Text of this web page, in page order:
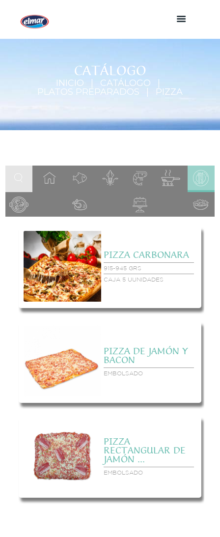
CATÁLOGO
INICIO
CATÁLOGO
PLATOS PREPARADOS
PIZZA
PIZZA CARBONARA
915-945 GRS
CAJA 5 UUNIDADES
PIZZA DE JAMÓN Y
BACON
EMBOLSADO
PIZZA
RECTANGULAR DE
JAMÓN ...
EMBOLSADO